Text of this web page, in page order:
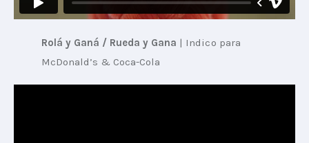
Rolá y Ganá / Rueda y Gana | Indico para
McDonald’s & Coca-Cola